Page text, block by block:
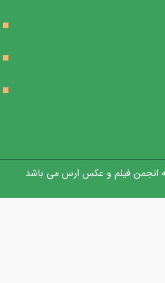
انجمن فیلم و عکس ارس می باشد